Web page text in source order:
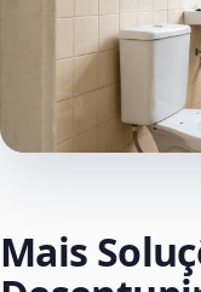
Mais